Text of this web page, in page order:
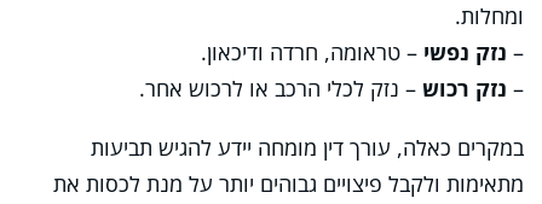
ומחלות.
– נזק נפשי – טראומה, חרדה ודיכאון.
– נזק רכוש – נזק לכלי הרכב או לרכוש אחר.
במקרים כאלה, עורך דין מומחה יידע להגיש תביעות
מתאימות ולקבל פיצויים גבוהים יותר על מנת לכסות את